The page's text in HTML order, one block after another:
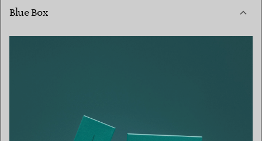
Blue Box